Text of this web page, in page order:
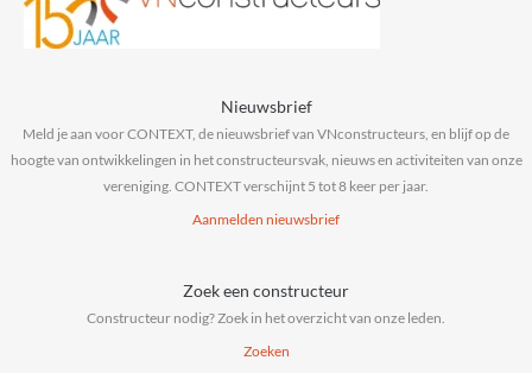
Nieuwsbrief
Meld je aan voor CONTEXT, de nieuwsbrief van VNconstructeurs, en blijf op de
hoogte van ontwikkelingen in het constructeursvak, nieuws en activiteiten van onze
vereniging. CONTEXT verschijnt 5 tot 8 keer per jaar.
Aanmelden nieuwsbrief
Zoek een constructeur
Constructeur nodig? Zoek in het overzicht van onze leden.
Zoeken